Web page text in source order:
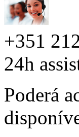
+351
24h
Poderá